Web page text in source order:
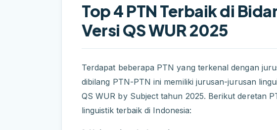
Top 4 PTN Terbaik di
Versi QS WUR 2025
Terdapat beberapa PTN yang terkenal dengan
dibilang PTN-PTN ini memiliki jurusan-jurusan
QS WUR by Subject tahun 2025. Berikut deretan
linguistik terbaik di Indonesia: